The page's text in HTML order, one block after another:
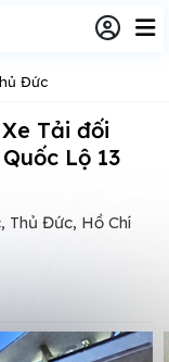
Đức
Lộ 13
Thủ Đức, Hồ Chí